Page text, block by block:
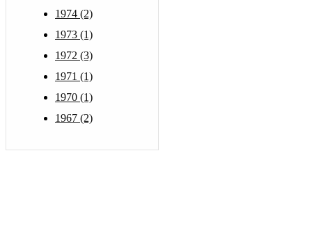
1974 (2)
1973 (1)
1972 (3)
1971 (1)
1970 (1)
1967 (2)